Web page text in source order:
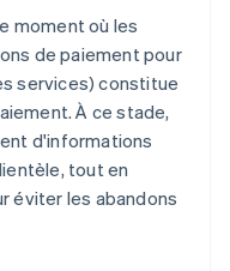
moment où les
de paiement pour
services) constitue
À ce stade,
d'informations
tout en
éviter les abandons